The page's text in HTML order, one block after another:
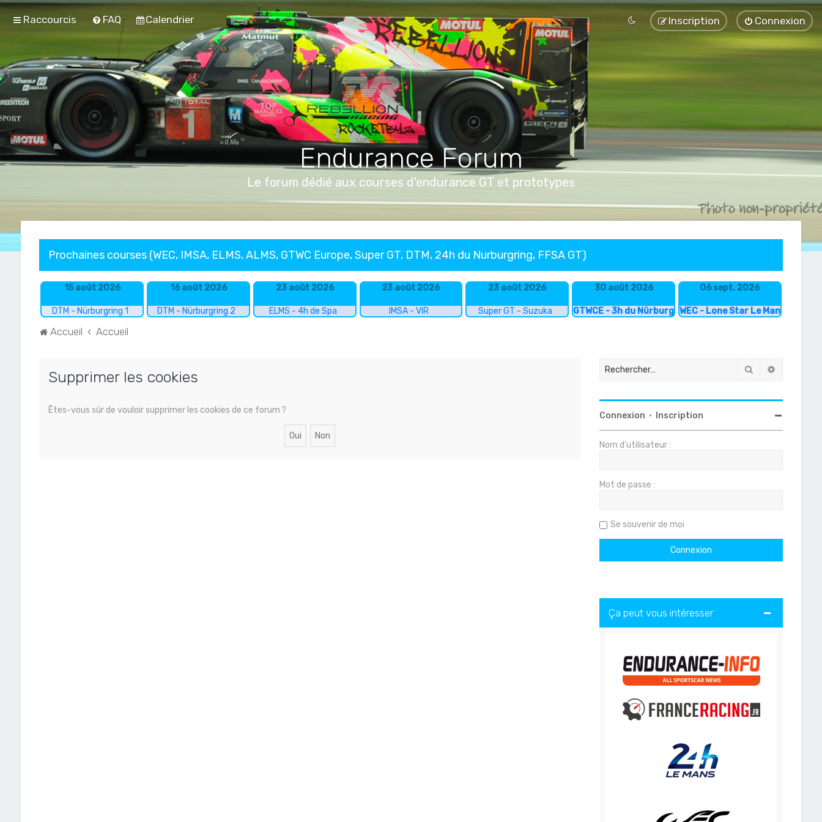
Raccourcis FAQ Calendrier Connexion
Inscription
Endurance Forum
Le forum dédié aux courses d'endurance GT et prototypes
Prochaines courses (WEC, IMSA, ELMS, ALMS, GTWC Europe, Super GT, DTM, 24h du Nurburgring, FFSA GT)
15 août 2026
DTM - Nürburgring 1
16 août 2026
DTM - Nürburgring 2
23 août 2026
ELMS - 4h de Spa
23 août 2026
IMSA - VIR
23 août 2026
Super GT - Suzuka
30 août 2026
GTWCE - 3h du Nürburgring
06 sept. 2026
WEC - Lone Star Le Mans
Accueil Accueil
Supprimer les cookies
Êtes-vous sûr de vouloir supprimer les cookies de ce forum ?
Rechercher
Connexion • Inscription
Nom d’utilisateur :
Mot de passe :
Se souvenir de moi
Ça peut vous intéresser